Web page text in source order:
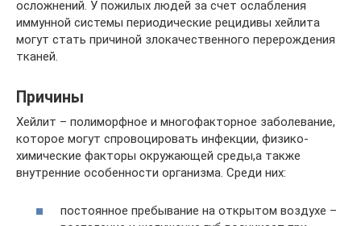
осложнений. У пожилых людей за счет ослабления
иммунной системы периодические рецидивы хейлита
могут стать причиной злокачественного перерождения
тканей.
Причины
Хейлит – полиморфное и многофакторное заболевание,
которое могут спровоцировать инфекции, физико-
химические факторы окружающей среды,а также
внутренние особенности организма. Среди них:
постоянное пребывание на открытом воздухе –